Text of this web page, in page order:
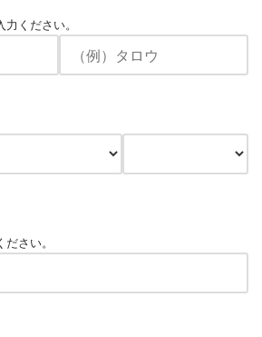
ください。
さい。